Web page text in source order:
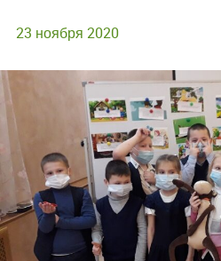
23 ноября 2020